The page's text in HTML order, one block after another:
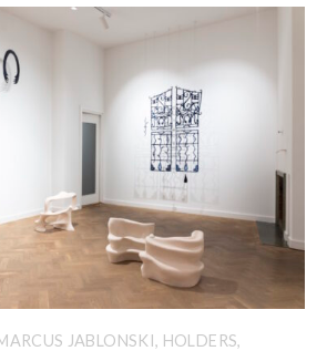
JABLONSKI, HOLDERS,